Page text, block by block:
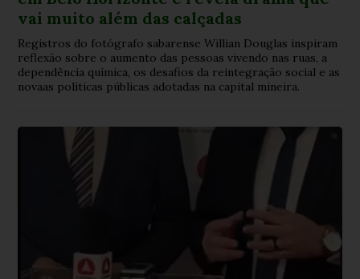
vai muito além das calçadas
Registros do fotógrafo sabarense Willian Douglas inspiram
reflexão sobre o aumento das pessoas vivendo nas ruas, a
dependência química, os desafios da reintegração social e as
novaas políticas públicas adotadas na capital mineira.